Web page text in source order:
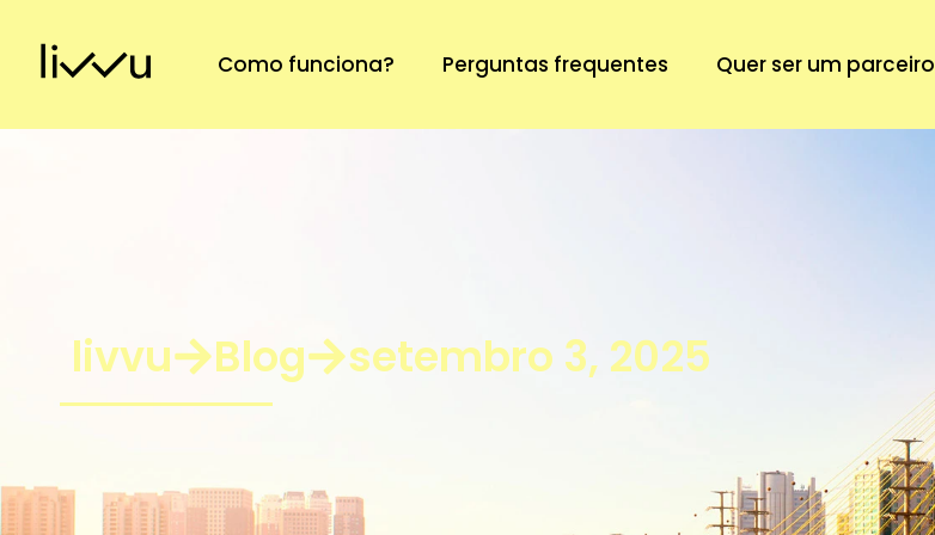
Como funciona? Perguntas frequentes Quer ser um parceiro
livvu Blog setembro 3, 2025